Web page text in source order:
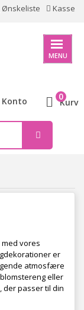
Ønskeliste Kasse
MENU
Konto Kurv
0
vores
er
atmosfære
eller
der passer til din